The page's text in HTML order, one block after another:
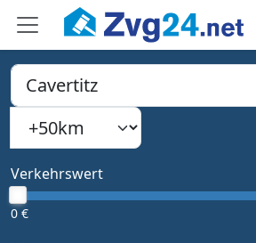
PLZ, Ort oder Bundesland
Type 1 or more characters for results.
Suchradius
Verkehrswert
0 €